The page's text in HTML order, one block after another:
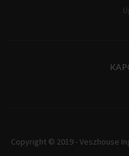
Copyright © 2019 - Veszhouse